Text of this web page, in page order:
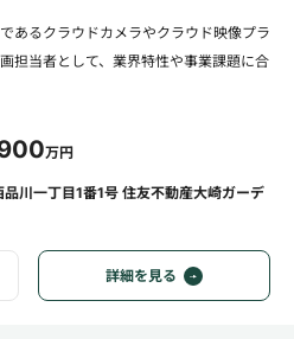
あるクラウドカメラやクラウド映像プラ
担当者として、業界特性や事業課題に合
万円
川一丁目1番1号 住友不動産大崎ガーデ
詳細を見る